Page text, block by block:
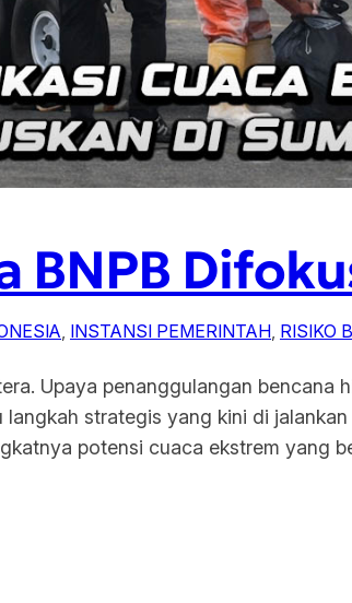
BNPB
, INSTANSI PEMERINTAH, RISIKO
Upaya penanggulangan
langkah strategis yang kini di
potensi cuaca ekstrem